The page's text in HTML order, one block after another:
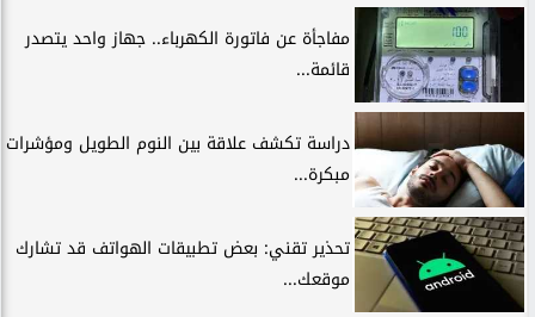
مفاجأة عن فاتورة الكهرباء.. جهاز واحد يتصدر
قائمة...
دراسة تكشف علاقة بين النوم الطويل ومؤشرات
مبكرة...
تحذير تقني: بعض تطبيقات الهواتف قد تشارك
موقعك...